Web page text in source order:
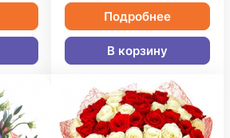
Подробнее
В корзину